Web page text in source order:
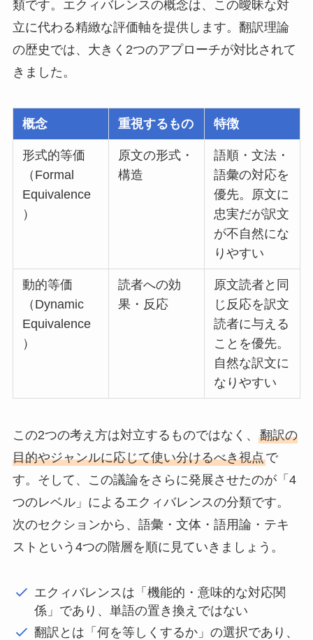
類です。エクィバレンスの概念は、この曖昧な対
立に代わる精緻な評価軸を提供します。翻訳理論
の歴史では、大きく2つのアプローチが対比されて
きました。
概念 重視するもの 特徴
形式的等価
（Formal
Equivalence
）
原文の形式・
構造
語順・文法・
語彙の対応を
優先。原文に
忠実だが訳文
が不自然にな
りやすい
動的等価
（Dynamic
Equivalence
）
読者への効
果・反応
原文読者と同
じ反応を訳文
読者に与える
ことを優先。
自然な訳文に
なりやすい
この2つの考え方は対立するものではなく、 翻訳の
目的やジャンルに応じて使い分けるべき視点で
す。そして、この議論をさらに発展させたのが「4
つのレベル」によるエクィバレンスの分類です。
次のセクションから、語彙・文体・語用論・テキ
ストという4つの階層を順に見ていきましょう。
エクィバレンスは「機能的・意味的な対応関
係」であり、単語の置き換えではない
翻訳とは「何を等しくするか」の選択であり、